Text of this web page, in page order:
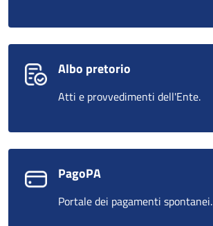
Albo pretorio
Atti e provvedimenti dell'Ente.
PagoPA
Portale dei pagamenti spontanei.